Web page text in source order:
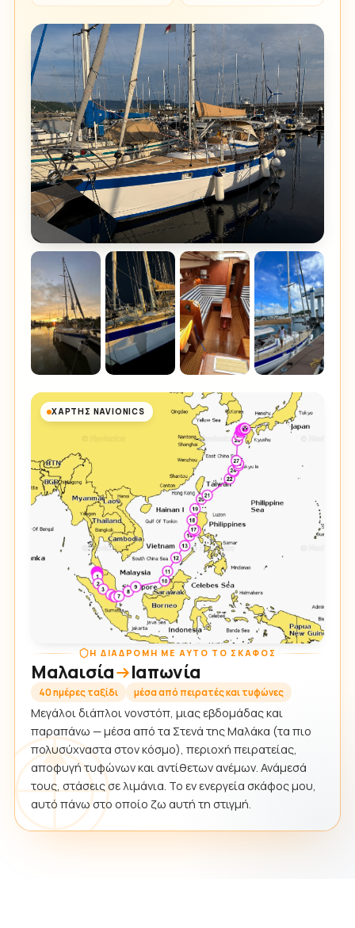
ΧΆΡΤΗΣ NAVIONICS
Η ΔΙΑΔΡΟΜΉ ΜΕ ΑΥΤΌ ΤΟ ΣΚΆΦΟΣ
Μαλαισία Ιαπωνία
40 ημέρες ταξίδι μέσα από πειρατές και τυφώνες
Μεγάλοι διάπλοι νονστόπ, μιας εβδομάδας και
παραπάνω — μέσα από τα Στενά της Μαλάκα (τα πιο
πολυσύχναστα στον κόσμο), περιοχή πειρατείας,
αποφυγή τυφώνων και αντίθετων ανέμων. Ανάμεσά
τους, στάσεις σε λιμάνια. Το εν ενεργεία σκάφος μου,
αυτό πάνω στο οποίο ζω αυτή τη στιγμή.